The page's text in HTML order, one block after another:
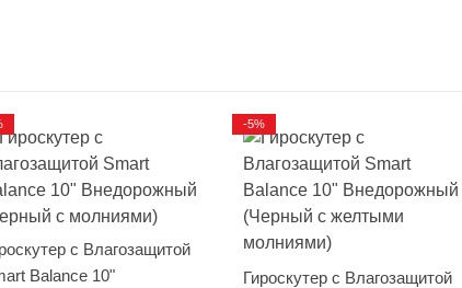
с Влагозащитой
Balance 10"
Гироскутер с Влагозащитой
-5%